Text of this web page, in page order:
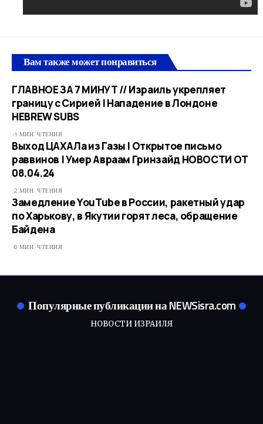
Вам также может понравиться
ГЛАВНОЕ ЗА 7 МИНУТ // Израиль укрепляет
границу с Сирией | Нападение в Лондоне
HEBREW SUBS
1 МИН. ЧТЕНИЯ
Выход ЦАХАЛа из Газы | Открытое письмо
раввинов | Умер Авраам Гринзайд НОВОСТИ ОТ
08.04.24
2 МИН. ЧТЕНИЯ
Замедление YouTube в России, ракетный удар
по Харькову, в Якутии горят леса, обращение
Байдена
0 МИН. ЧТЕНИЯ
Популярные публикации на NEWSisra.com
НОВОСТИ ИЗРАИЛЯ